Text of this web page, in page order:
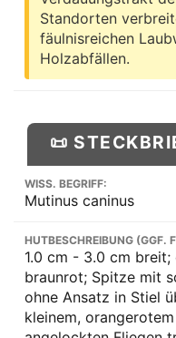
Standorten
fäulnisreichen
Holzabfällen.
📜
WISS. BEGRIFF:
Mutinus caninus
HUTBESCHREIBUNG (GGF.
1.0 cm - 3.0 cm
braunrot; Spitze mit
ohne Ansatz in Stiel
kleinem,